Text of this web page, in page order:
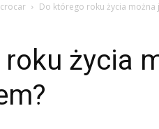
Do którego roku życia można
życia